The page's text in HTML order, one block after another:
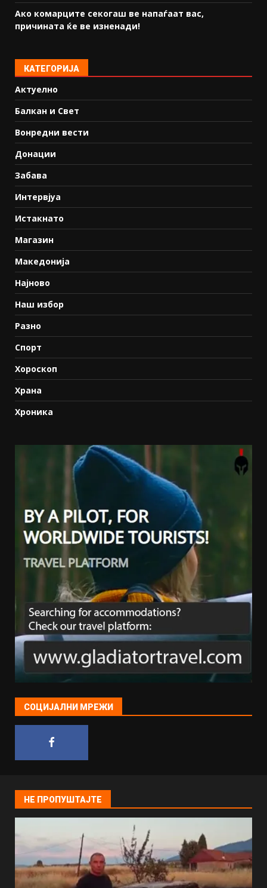
Ако комарците секогаш ве напаѓаат вас,
причината ќе ве изненади!
КАТЕГОРИЈА
Актуелно
Балкан и Свет
Вонредни вести
Донации
Забава
Интервјуа
Истакнато
Магазин
Македонија
Најново
Наш избор
Разно
Спорт
Хороскоп
Храна
Хроника
СОЦИЈАЛНИ МРЕЖИ
НЕ ПРОПУШТАЈТЕ